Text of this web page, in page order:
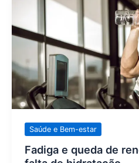
Saúde e Bem-estar
Fadiga e queda de
queda
de
rendimento?
Pode
ser
falta
de
hidratação